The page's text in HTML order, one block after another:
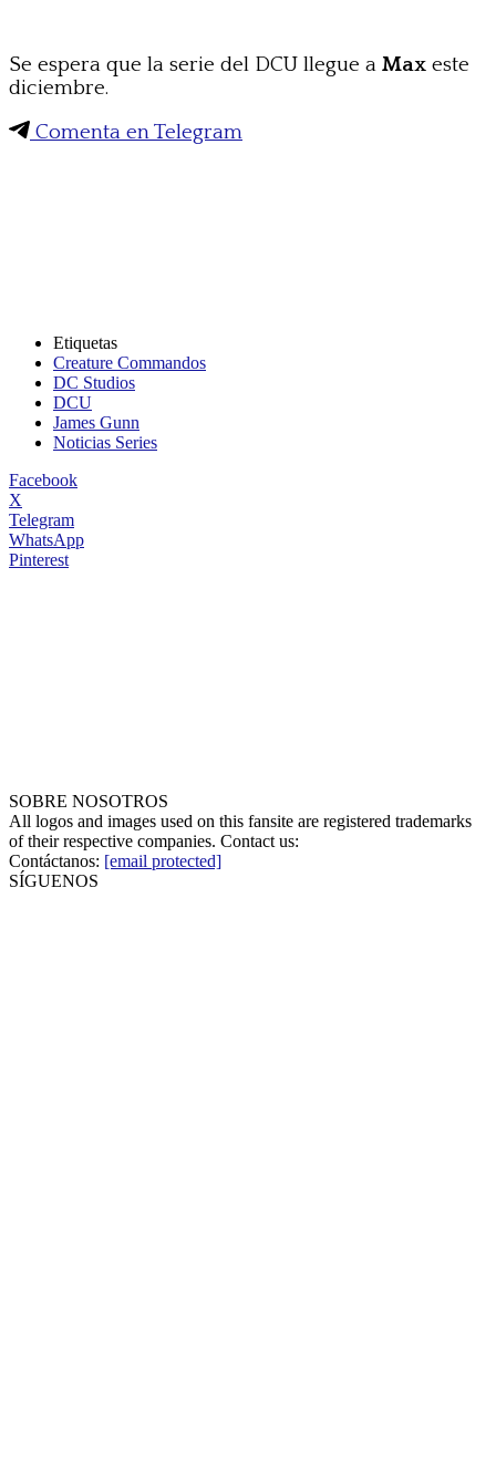
Se espera que la serie del DCU llegue a Max este
diciembre.
Comenta en Telegram
Etiquetas
Creature Commandos
DC Studios
DCU
James Gunn
Noticias Series
Facebook
X
Telegram
WhatsApp
Pinterest
SOBRE NOSOTROS
All logos and images used on this fansite are registered trademarks
of their respective companies. Contact us:
Contáctanos: [email protected]
SÍGUENOS